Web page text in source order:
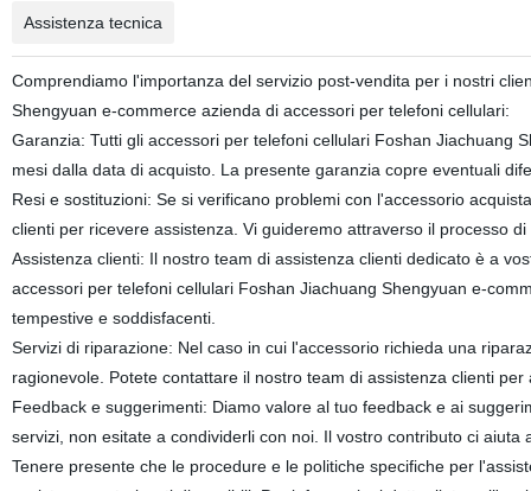
Assistenza tecnica
Comprendiamo l'importanza del servizio post-vendita per i nostri
Shengyuan e-commerce azienda di accessori per telefoni cellulari:
Garanzia: Tutti gli accessori per telefoni cellulari Foshan Jiachuang
mesi dalla data di acquisto. La presente garanzia copre eventuali
Resi e sostituzioni: Se si verificano problemi con l'accessorio
clienti per ricevere assistenza. Vi guideremo attraverso il processo
Assistenza clienti: Il nostro team di assistenza clienti dedicato è a
accessori per telefoni cellulari Foshan Jiachuang Shengyuan e-
tempestive e soddisfacenti.
Servizi di riparazione: Nel caso in cui l'accessorio richieda una
ragionevole. Potete contattare il nostro team di assistenza clienti
Feedback e suggerimenti: Diamo valore al tuo feedback e ai
servizi, non esitate a condividerli con noi. Il vostro contributo ci
Tenere presente che le procedure e le politiche specifiche per